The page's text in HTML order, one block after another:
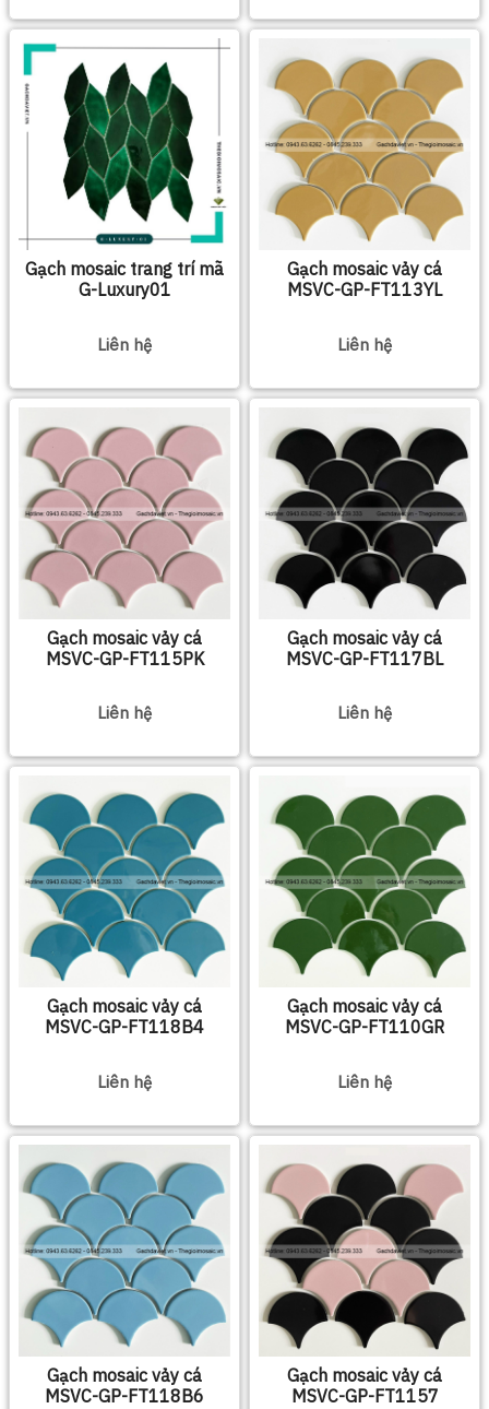
Gạch mosaic trang trí mã
G-Luxury01
Liên hệ
Gạch mosaic vảy cá
MSVC-GP-FT113YL
Liên hệ
Gạch mosaic vảy cá
MSVC-GP-FT115PK
Liên hệ
Gạch mosaic vảy cá
MSVC-GP-FT117BL
Liên hệ
Gạch mosaic vảy cá
MSVC-GP-FT118B4
Liên hệ
Gạch mosaic vảy cá
MSVC-GP-FT110GR
Liên hệ
Gạch mosaic vảy cá
MSVC-GP-FT118B6
Gạch mosaic vảy cá
MSVC-GP-FT1157